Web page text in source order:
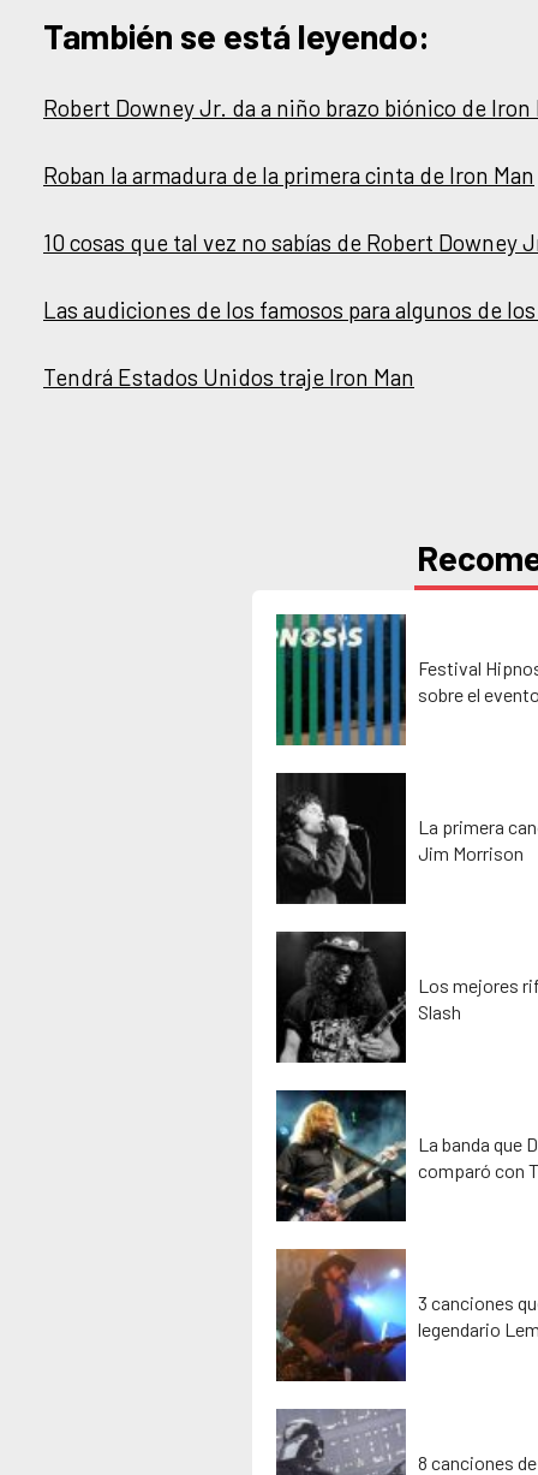
También se está leyendo:
Robert Downey Jr. da a niño brazo biónico de Iron
Roban la armadura de la primera cinta de Iron Man
10 cosas que tal vez no sabías de Robert Downey
Las audiciones de los famosos para algunos de
Tendrá Estados Unidos traje Iron Man
Festival
sobre el
La primera
Jim Morrison
Los mejores
Slash
La banda que
comparó con
3 canciones
legendario
8 canciones